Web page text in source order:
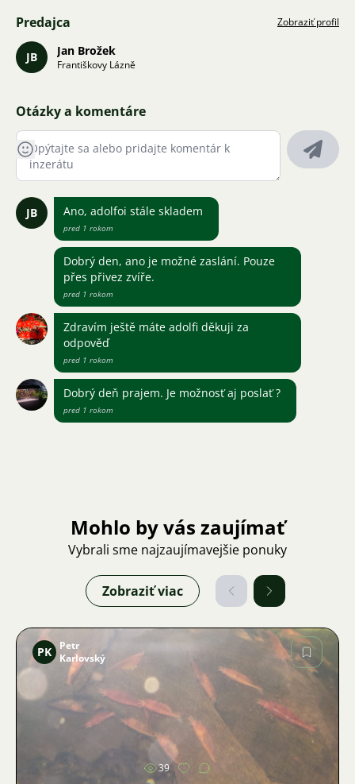
Predajca Zobraziť profil
JB Jan Brožek
Františkovy Lázně
Otázky a komentáre
JB Ano, adolfoi stále skladem
pred 1 rokom
Dobrý den, ano je možné zaslání. Pouze
přes přivez zvíře.
pred 1 rokom
Zdravím ještě máte adolfi děkuji za
odpověď
pred 1 rokom
Dobrý deň prajem. Je možnosť aj poslať ?
pred 1 rokom
Mohlo by vás zaujímať
Vybrali sme najzaujímavejšie ponuky
Zobraziť viac
Obrázok
PK
Petr
Karlovský
39